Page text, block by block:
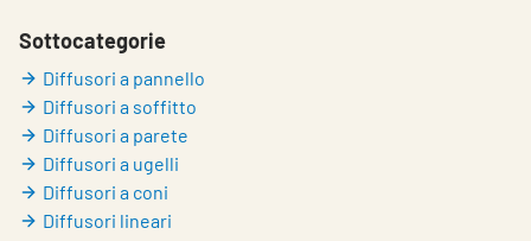
Sottocategorie
Diffusori a pannello
Diffusori a soffitto
Diffusori a parete
Diffusori a ugelli
Diffusori a coni
Diffusori lineari